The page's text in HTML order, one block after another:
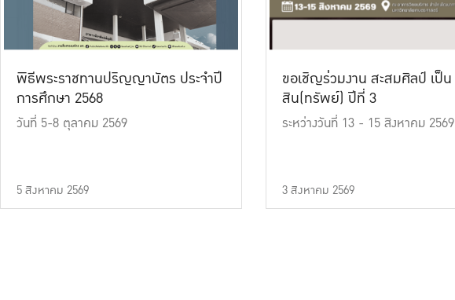
พิธีพระราชทานปริญญาบัตร ประจำปี
การศึกษา 2568
วันที่ 5-8 ตุลาคม 2569
5 สิงหาคม 2569
ขอเชิญร่วมงาน สะสมศิลป์ เป็น
สิน(ทรัพย์) ปีที่ 3
ระหว่างวันที่ 13 - 15 สิงหาคม 2569
3 สิงหาคม 2569